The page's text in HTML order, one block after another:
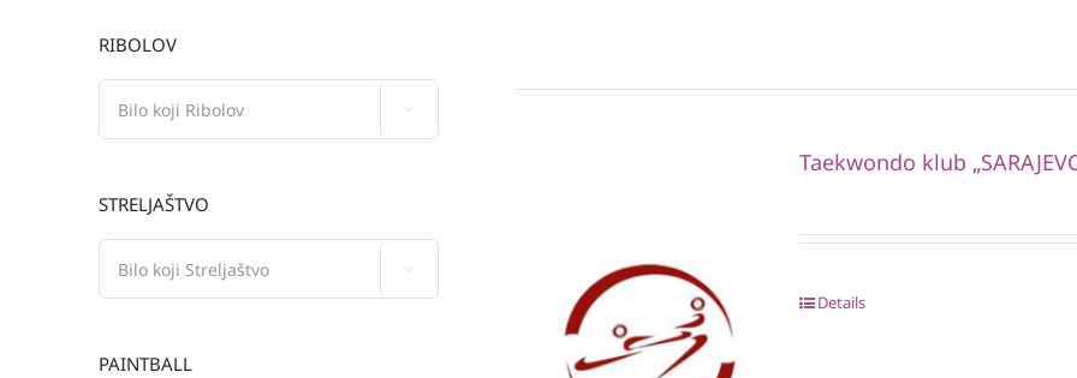
Taekwondo klub
Details
RIBOLOV
STRELJAŠTVO
PAINTBALL